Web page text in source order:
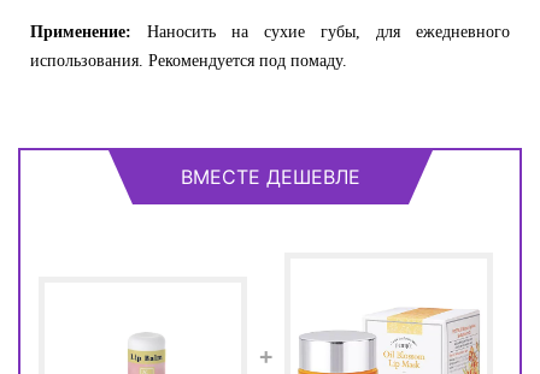
Применение: Наносить на сухие губы, для ежедневного
использования. Рекомендуется под помаду.
ВМЕСТЕ ДЕШЕВЛЕ
+